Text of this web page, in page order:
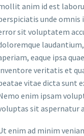
anim id est
unde omnis
sit voluptatem
eaque ipsa
veritatis et
vitae dicta sunt
enim ipsam
sit aspernatur
enim ad minim